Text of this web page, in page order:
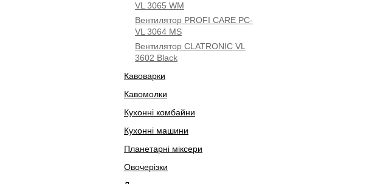
VL 3065 WM
Вентилятор PROFI CARE PC-
VL 3064 MS
Вентилятор CLATRONIC VL
3602 Black
Кавоварки
Кавомолки
Кухонні комбайни
Кухонні машини
Планетарні міксери
Овочерізки